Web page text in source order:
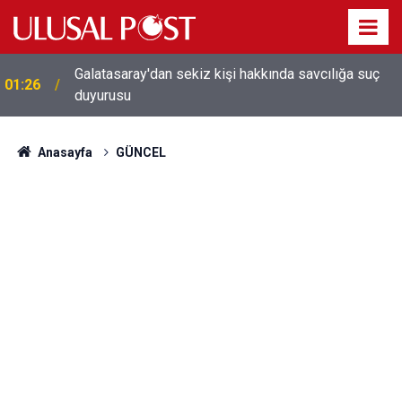
01:26
Galatasaray'dan sekiz kişi hakkında savcılığa suç
duyurusu
Anasayfa GÜNCEL